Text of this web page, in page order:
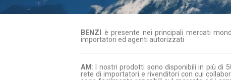
BENZI
è presente nei principali mercati
importatori ed agenti autorizzati
AM : I nostri prodotti sono disponibili in più di
rete di importatori e rivenditori con cui